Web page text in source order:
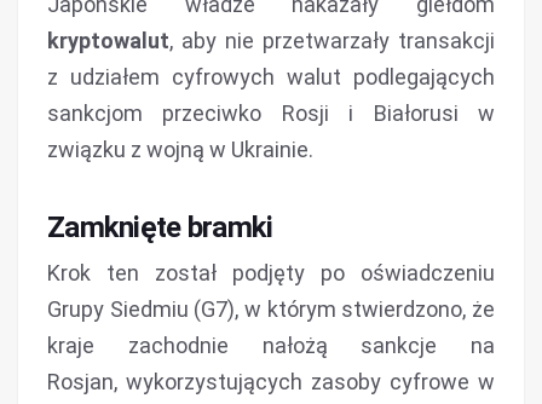
kryptowalut, aby nie przetwarzały transakcji
z udziałem cyfrowych walut podlegających
sankcjom przeciwko Rosji i Białorusi w
związku z wojną w Ukrainie.
Zamknięte bramki
Krok ten został podjęty po oświadczeniu
Grupy Siedmiu (G7), w którym stwierdzono, że
kraje zachodnie nałożą sankcje na
Rosjan, wykorzystujących zasoby cyfrowe w